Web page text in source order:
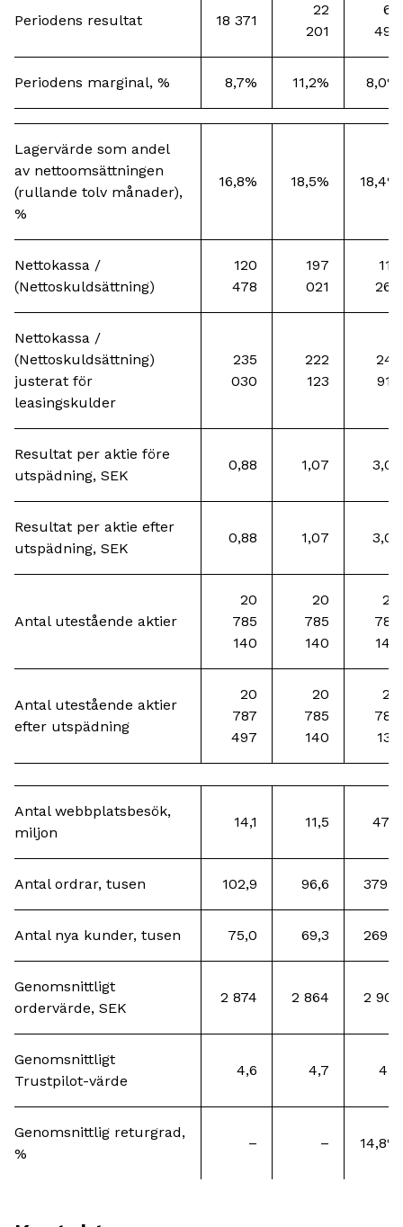
Periodens resultat 18 371
22
201
62
496
Periodens marginal, % 8,7% 11,2% 8,0%
Lagervärde som andel
av nettoomsättningen
(rullande tolv månader),
%
16,8% 18,5% 18,4%
Nettokassa /
(Nettoskuldsättning)
120
478
197
021
112
265
Nettokassa /
(Nettoskuldsättning)
justerat för
leasingskulder
235
030
222
123
241
918
Resultat per aktie före
utspädning, SEK
0,88 1,07 3,01
Resultat per aktie efter
utspädning, SEK
0,88 1,07 3,01
Antal utestående aktier
20
785
140
20
785
140
20
785
140
Antal utestående aktier
efter utspädning
20
787
497
20
785
140
20
786
138
Antal webbplatsbesök,
miljon
14,1 11,5 47,8
Antal ordrar, tusen 102,9 96,6 379,9
Antal nya kunder, tusen 75,0 69,3 269,7
Genomsnittligt
ordervärde, SEK
2 874 2 864 2 901
Genomsnittligt
Trustpilot-värde
4,6 4,7 4,6
Genomsnittlig returgrad,
%
– – 14,8%